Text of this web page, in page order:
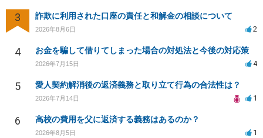
3 詐欺に利用された口座の責任と和解金の相談について
2026年8月6日 2
4 お金を騙して借りてしまった場合の対処法と今後の対応策
2026年7月15日 4
5 愛人契約解消後の返済義務と取り立て行為の合法性は？
2026年7月14日 1
6 高校の費用を父に返済する義務はあるのか？
2026年8月5日 1